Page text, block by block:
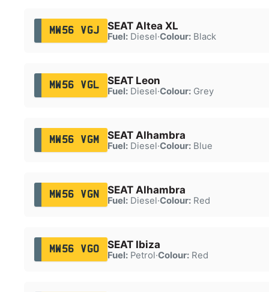
MW56 VGJ SEAT Altea XL
Fuel:Diesel·Colour:Black
MW56 VGL SEAT Leon
Fuel:Diesel·Colour:Grey
MW56 VGM SEAT Alhambra
Fuel:Diesel·Colour:Blue
MW56 VGN SEAT Alhambra
Fuel:Diesel·Colour:Red
MW56 VGO SEAT Ibiza
Fuel:Petrol·Colour:Red